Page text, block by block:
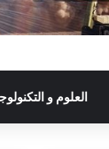
العلوم و